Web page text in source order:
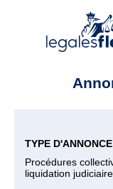
TYPE
Procédures
liquidation judiciaire